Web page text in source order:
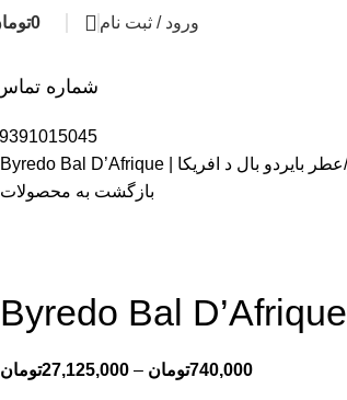
ورود / ثبت نام 0
شماره
عطر بایردو بال د افریکا | Byredo Bal D’Afrique
بازگشت به محصولات
740,000تومان –
27,125,000تومان